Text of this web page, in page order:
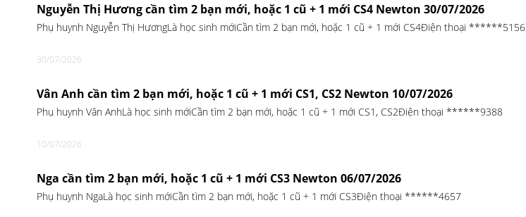
Nguyễn Thị Hương cần tìm 2 bạn mới, hoặc 1 cũ + 1 mới CS4 Newton 30/07/2026
Phụ huynh Nguyễn Thị HươngLà học sinh mớiCần tìm 2 bạn mới, hoặc 1 cũ + 1 mới CS4Điện thoại ******5156
30/07/2026
Vân Anh cần tìm 2 bạn mới, hoặc 1 cũ + 1 mới CS1, CS2 Newton 10/07/2026
Phụ huynh Vân AnhLà học sinh mớiCần tìm 2 bạn mới, hoặc 1 cũ + 1 mới CS1, CS2Điện thoại ******9388
10/07/2026
Nga cần tìm 2 bạn mới, hoặc 1 cũ + 1 mới CS3 Newton 06/07/2026
Phụ huynh NgaLà học sinh mớiCần tìm 2 bạn mới, hoặc 1 cũ + 1 mới CS3Điện thoại ******4657